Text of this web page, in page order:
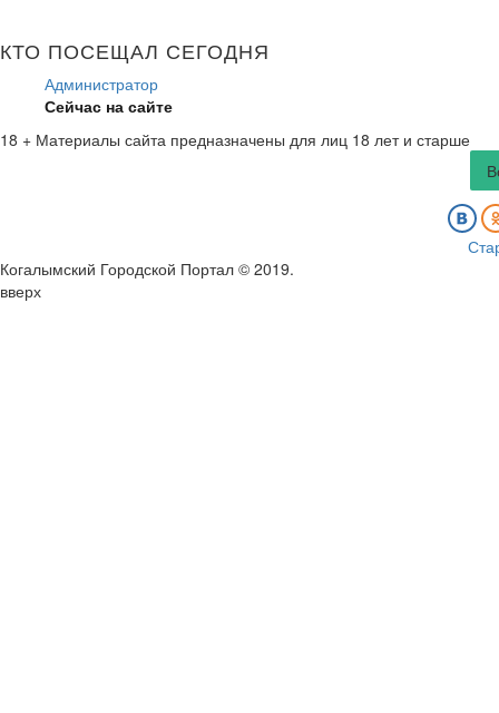
КТО ПОСЕЩАЛ СЕГОДНЯ
Администратор
Сейчас на сайте
18 + Материалы сайта предназначены для лиц 18 лет и старше
Когалымский Городской Портал © 2019.
вверх